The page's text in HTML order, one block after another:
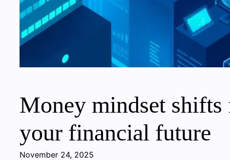
Money mindset
your financial future
November 24, 2025